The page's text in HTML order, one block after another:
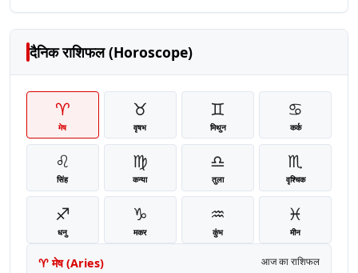
दैनिक राशिफल (Horoscope)
♈
मेष
♉
वृषभ
♊
मिथुन
♋
कर्क
♌
सिंह
♍
कन्या
♎
तुला
♏
वृश्चिक
♐
धनु
♑
मकर
♒
कुंभ
♓
मीन
♈ मेष(Aries) आज का राशिफल